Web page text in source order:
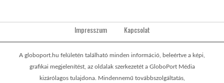
Impresszum Kapcsolat
A globoport.hu felületén található minden információ, beleértve a képi,
grafikai megjelenítést, az oldalak szerkezetét a GloboPort Média
kizárólagos tulajdona. Mindennemű továbbszolgáltatás,